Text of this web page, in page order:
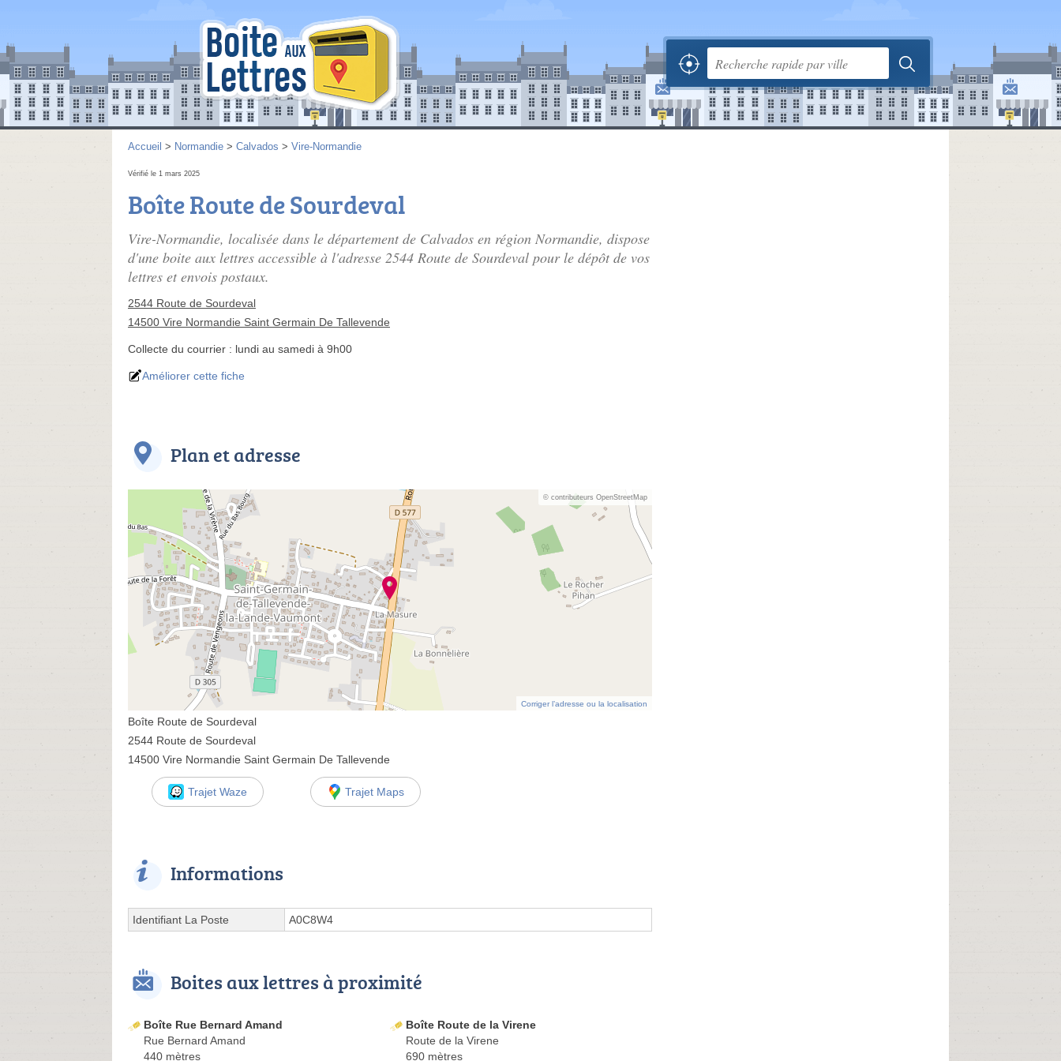
Accueil > Normandie > Calvados > Vire-Normandie
Vérifié le 1 mars 2025
Boîte Route de Sourdeval
Vire-Normandie, localisée dans le département de Calvados en région Normandie, dispose
d'une boite aux lettres accessible à l'adresse 2544 Route de Sourdeval pour le dépôt de vos
lettres et envois postaux.
2544 Route de Sourdeval
14500 Vire Normandie Saint Germain De Tallevende
Collecte du courrier : lundi au samedi à 9h00
Améliorer cette fiche
Plan et adresse
© contributeurs OpenStreetMap
Corriger l’adresse ou la localisation
Boîte Route de Sourdeval
2544 Route de Sourdeval
14500 Vire Normandie Saint Germain De Tallevende
Trajet Waze Trajet Maps
Informations
Identifiant La Poste A0C8W4
Boites aux lettres à proximité
Boîte Rue Bernard Amand
Rue Bernard Amand
440 mètres
Boîte Route de la Virene
Route de la Virene
690 mètres